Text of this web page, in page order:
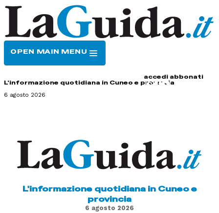
OPEN MAIN MENU
accedi abbonati
L'informazione quotidiana in Cuneo e provincia
6 agosto 2026
L'informazione quotidiana in Cuneo e
provincia
6 agosto 2026